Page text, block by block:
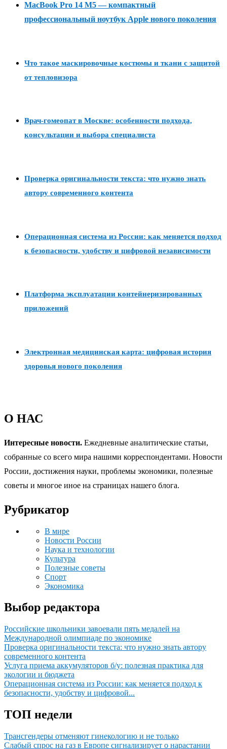
MacBook Pro 14 M5 — компактный
профессиональный ноутбук Apple нового поколения
Что такое маскировочные костюмы и ткани с защитой
от тепловизора
Врач-гомеопат в Москве: особенности подхода,
консультации и выбора специалиста
Проверка оригинальности текста: что нужно знать
автору современного контента
Операционная система из России: как меняется подход
к безопасности, удобству и цифровой независимости
Платформа эксплуатации контейнеризированных
приложений
Электронная медицинская карта: цифровая история
здоровья нового поколения
О НАС
Интересные новости. Ежедневные аналитические статьи,
собранные со всего мира нашими корреспондентами. Новости
России, достижения науки, проблемы экономики, полезные
советы и многое иное на страницах нашего блога.
Рубрикатор
В мире
Новости России
Наука и технологии
Культура
Полезные советы
Спорт
Экономика
Выбор редактора
Российские школьники завоевали пять медалей на
Международной олимпиаде по экономике
Проверка оригинальности текста: что нужно знать автору
современного контента
Услуга приема аккумуляторов б/у: полезная практика для
экологии и бюджета
Операционная система из России: как меняется подход к
безопасности, удобству и цифровой...
ТОП недели
Трансгендеры отменяют гинекологию и не только
Слабый спрос на газ в Европе сигнализирует о нарастании